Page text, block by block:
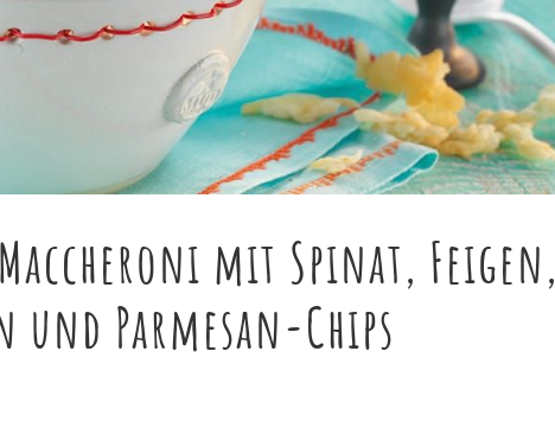
mit Spinat, Feigen,
und Parmesan-Chips